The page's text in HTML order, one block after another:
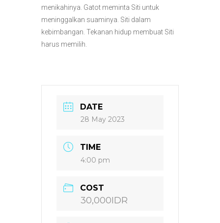
menikahinya. Gatot meminta Siti untuk
meninggalkan suaminya. Siti dalam
kebimbangan. Tekanan hidup membuat Siti
harus memilih.
DATE
28 May 2023
TIME
4:00 pm
COST
30,000IDR